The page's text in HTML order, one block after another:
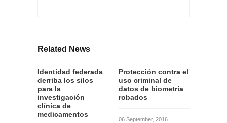
Related News
Identidad federada
derriba los silos
para la
investigación
clínica de
medicamentos
Protección contra el
uso criminal de
datos de biometría
robados
06 September, 2016